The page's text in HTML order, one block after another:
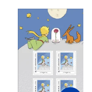
Prix 7,50€